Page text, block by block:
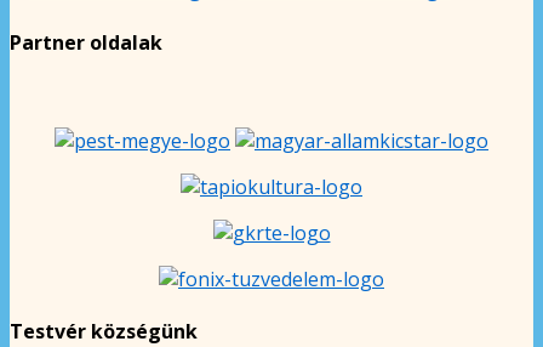
Partner oldalak
Testvér községünk